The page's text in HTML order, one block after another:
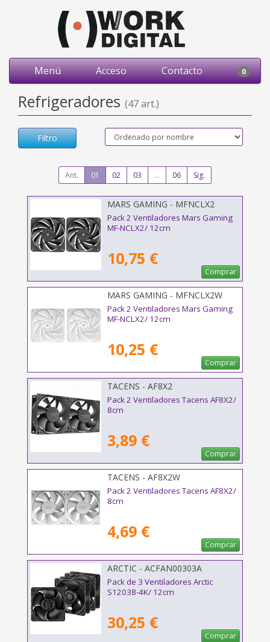
Menú Acceso Contacto 0
Refrigeradores (47 art.)
Filtro
Ant. 01 02 03 ... 06 Sig.
MARS GAMING - MFNCLX2
Pack 2 Ventiladores Mars Gaming
MF-NCLX2/ 12cm
10,75 €
Comprar
MARS GAMING - MFNCLX2W
Pack 2 Ventiladores Mars Gaming
MF-NCLX2/ 12cm
10,25 €
Comprar
TACENS - AF8X2
Pack 2 Ventiladores Tacens AF8X2/
8cm
3,89 €
Comprar
TACENS - AF8X2W
Pack 2 Ventiladores Tacens AF8X2/
8cm
4,69 €
Comprar
ARCTIC - ACFAN00303A
Pack de 3 Ventiladores Arctic
S12038-4K/ 12cm
30,25 €
Comprar